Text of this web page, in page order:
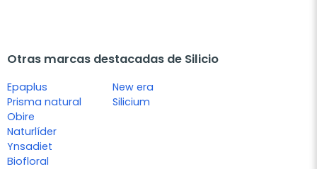
Otras marcas destacadas de Silicio
Epaplus
Prisma natural
Obire
Naturlíder
Ynsadiet
Biofloral
New era
Silicium